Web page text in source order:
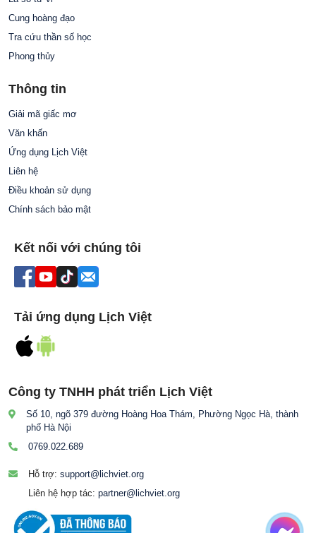
Công ty TNHH phát triển Lịch Việt
Số 10, ngõ 379 đường Hoàng Hoa Thám, Phường Ngọc Hà, thành
phố Hà Nội
0769.022.689
Hỗ trợ: support@lichviet.org
Liên hệ hợp tác: partner@lichviet.org
Cung hoàng đạo
Tra cứu thần số học
Phong thủy
Thông tin
Giải mã giấc mơ
Văn khấn
Ứng dụng Lịch Việt
Liên hệ
Điều khoản sử dụng
Chính sách bảo mật
Kết nối với chúng tôi
Tải ứng dụng Lịch Việt